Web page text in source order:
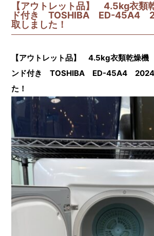
【アウトレット品】 4.5kg衣
ド付き TOSHIBA ED-45A4
取しました！
【アウトレット品】 4.5kg衣類乾燥
ンド付き TOSHIBA ED-45A4 2024
た！